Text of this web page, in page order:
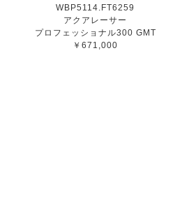
WBP5114.FT6259
アクアレーサー
プロフェッショナル300 GMT
￥671,000